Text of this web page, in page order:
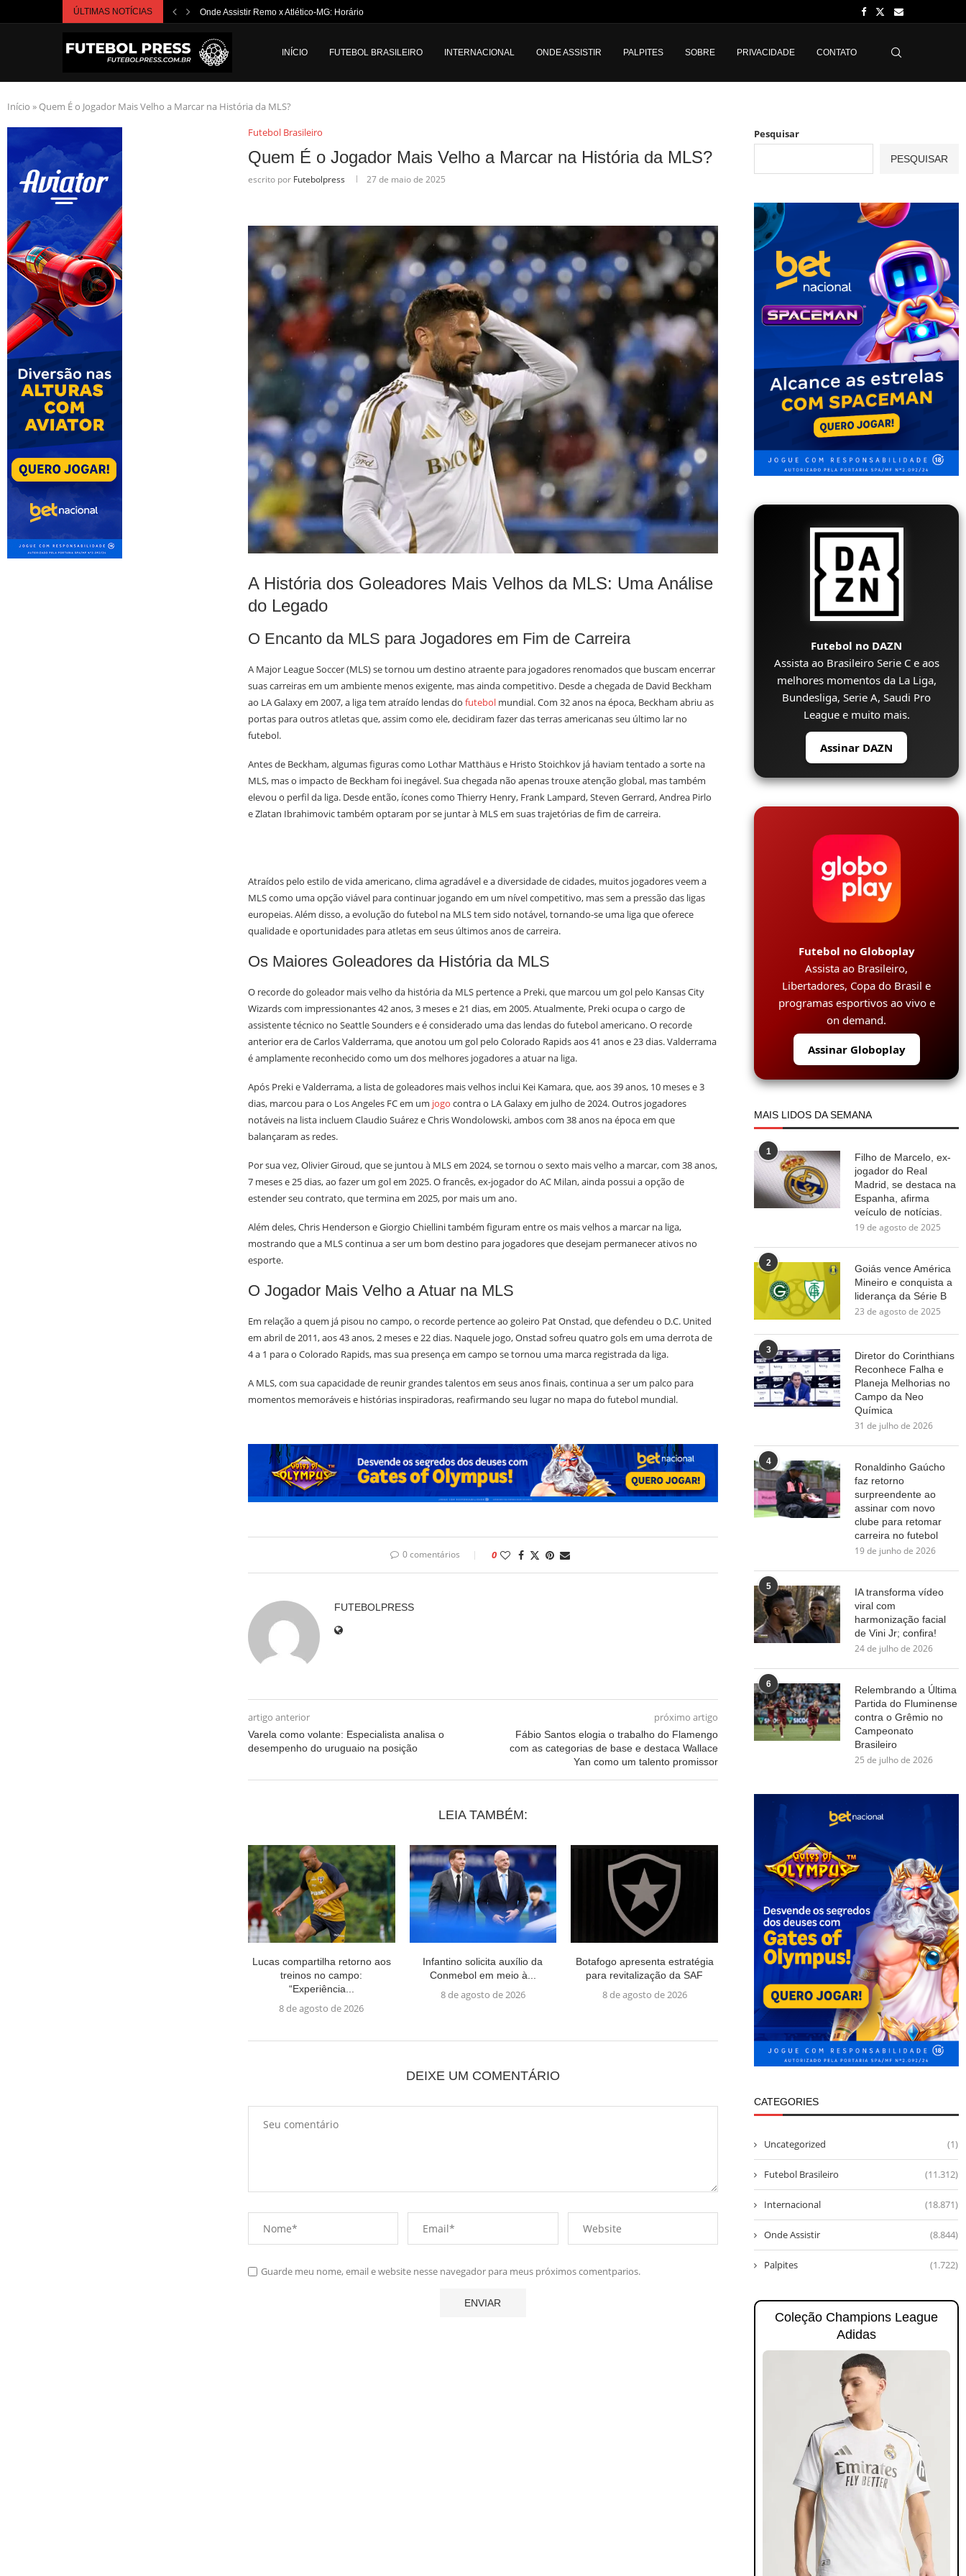
ÚLTIMAS NOTÍCIAS Onde Assistir Remo x Atlético-MG: Horário e Transmissão...
INÍCIO FUTEBOL BRASILEIRO INTERNACIONAL ONDE ASSISTIR PALPITES SOBRE PRIVACIDADE CONTATO
Início » Quem É o Jogador Mais Velho a Marcar na História da MLS?
Futebol Brasileiro
Quem É o Jogador Mais Velho a Marcar na História da MLS?
escrito por Futebolpress 27 de maio de 2025
A História dos Goleadores Mais Velhos da MLS: Uma Análise
do Legado
O Encanto da MLS para Jogadores em Fim de Carreira
A Major League Soccer (MLS) se tornou um destino atraente para jogadores renomados que buscam encerrar
suas carreiras em um ambiente menos exigente, mas ainda competitivo. Desde a chegada de David Beckham
ao LA Galaxy em 2007, a liga tem atraído lendas do futebolmundial. Com 32 anos na época, Beckham abriu as
portas para outros atletas que, assim como ele, decidiram fazer das terras americanas seu último lar no
futebol.
Antes de Beckham, algumas figuras como Lothar Matthäus e Hristo Stoichkov já haviam tentado a sorte na
MLS, mas o impacto de Beckham foi inegável. Sua chegada não apenas trouxe atenção global, mas também
elevou o perfil da liga. Desde então, ícones como Thierry Henry, Frank Lampard, Steven Gerrard, Andrea Pirlo
e Zlatan Ibrahimovic também optaram por se juntar à MLS em suas trajetórias de fim de carreira.
Atraídos pelo estilo de vida americano, clima agradável e a diversidade de cidades, muitos jogadores veem a
MLS como uma opção viável para continuar jogando em um nível competitivo, mas sem a pressão das ligas
europeias. Além disso, a evolução do futebol na MLS tem sido notável, tornando-se uma liga que oferece
qualidade e oportunidades para atletas em seus últimos anos de carreira.
Os Maiores Goleadores da História da MLS
O recorde do goleador mais velho da história da MLS pertence a Preki, que marcou um gol pelo Kansas City
Wizards com impressionantes 42 anos, 3 meses e 21 dias, em 2005. Atualmente, Preki ocupa o cargo de
assistente técnico no Seattle Sounders e é considerado uma das lendas do futebol americano. O recorde
anterior era de Carlos Valderrama, que anotou um gol pelo Colorado Rapids aos 41 anos e 23 dias. Valderrama
é amplamente reconhecido como um dos melhores jogadores a atuar na liga.
Após Preki e Valderrama, a lista de goleadores mais velhos inclui Kei Kamara, que, aos 39 anos, 10 meses e 3
dias, marcou para o Los Angeles FC em um jogo contra o LA Galaxy em julho de 2024. Outros jogadores
notáveis na lista incluem Claudio Suárez e Chris Wondolowski, ambos com 38 anos na época em que
balançaram as redes.
Por sua vez, Olivier Giroud, que se juntou à MLS em 2024, se tornou o sexto mais velho a marcar, com 38 anos,
7 meses e 25 dias, ao fazer um gol em 2025. O francês, ex-jogador do AC Milan, ainda possui a opção de
estender seu contrato, que termina em 2025, por mais um ano.
Além deles, Chris Henderson e Giorgio Chiellini também figuram entre os mais velhos a marcar na liga,
mostrando que a MLS continua a ser um bom destino para jogadores que desejam permanecer ativos no
esporte.
O Jogador Mais Velho a Atuar na MLS
Em relação a quem já pisou no campo, o recorde pertence ao goleiro Pat Onstad, que defendeu o D.C. United
em abril de 2011, aos 43 anos, 2 meses e 22 dias. Naquele jogo, Onstad sofreu quatro gols em uma derrota de
4 a 1 para o Colorado Rapids, mas sua presença em campo se tornou uma marca registrada da liga.
A MLS, com sua capacidade de reunir grandes talentos em seus anos finais, continua a ser um palco para
momentos memoráveis e histórias inspiradoras, reafirmando seu lugar no mapa do futebol mundial.
0 comentários 0
FUTEBOLPRESS
artigo anterior
Varela como volante: Especialista analisa o
desempenho do uruguaio na posição
próximo artigo
Fábio Santos elogia o trabalho do Flamengo
com as categorias de base e destaca Wallace
Yan como um talento promissor
LEIA TAMBÉM:
Lucas compartilha retorno aos
treinos no campo:
“Experiência...
8 de agosto de 2026
Infantino solicita auxílio da
Conmebol em meio à...
8 de agosto de 2026
Botafogo apresenta estratégia
para revitalização da SAF
8 de agosto de 2026
DEIXE UM COMENTÁRIO
Guarde meu nome, email e website nesse navegador para meus próximos comentparios.
Pesquisar
PESQUISAR
Futebol no DAZN
Assista ao Brasileiro Serie C e aos
melhores momentos da La Liga,
Bundesliga, Serie A, Saudi Pro
League e muito mais.
Assinar DAZN
Futebol no Globoplay
Assista ao Brasileiro,
Libertadores, Copa do Brasil e
programas esportivos ao vivo e
on demand.
Assinar Globoplay
MAIS LIDOS DA SEMANA
1
Filho de Marcelo, ex-
jogador do Real
Madrid, se destaca na
Espanha, afirma
veículo de notícias.
19 de agosto de 2025
2
Goiás vence América
Mineiro e conquista a
liderança da Série B
23 de agosto de 2025
3
Diretor do Corinthians
Reconhece Falha e
Planeja Melhorias no
Campo da Neo
Química
31 de julho de 2026
4
Ronaldinho Gaúcho
faz retorno
surpreendente ao
assinar com novo
clube para retomar
carreira no futebol
19 de junho de 2026
5
IA transforma vídeo
viral com
harmonização facial
de Vini Jr; confira!
24 de julho de 2026
6
Relembrando a Última
Partida do Fluminense
contra o Grêmio no
Campeonato
Brasileiro
25 de julho de 2026
CATEGORIES
Uncategorized (1)
Futebol Brasileiro (11.312)
Internacional (18.871)
Onde Assistir (8.844)
Palpites (1.722)
Coleção Champions League
Adidas